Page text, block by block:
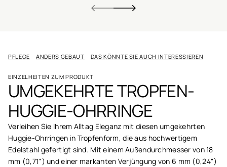
PFLEGE ANDERS GEBAUT DAS KÖNNTE SIE AUCH INTERESSIEREN
EINZELHEITEN ZUM PRODUKT
UMGEKEHRTE TROPFEN-
HUGGIE-OHRRINGE
Verleihen Sie Ihrem Alltag Eleganz mit diesen umgekehrten
Huggie-Ohrringen in Tropfenform, die aus hochwertigem
Edelstahl gefertigt sind. Mit einem Außendurchmesser von 18
mm (0,71") und einer markanten Verjüngung von 6 mm (0,24")